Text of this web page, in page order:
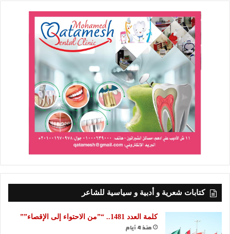
كتابات شعرية و أدبية و سياسية للشاعر
كلمة العدد 1481.. “”من الاحتواء إلى الإقصاء””
منذ 4 أيام